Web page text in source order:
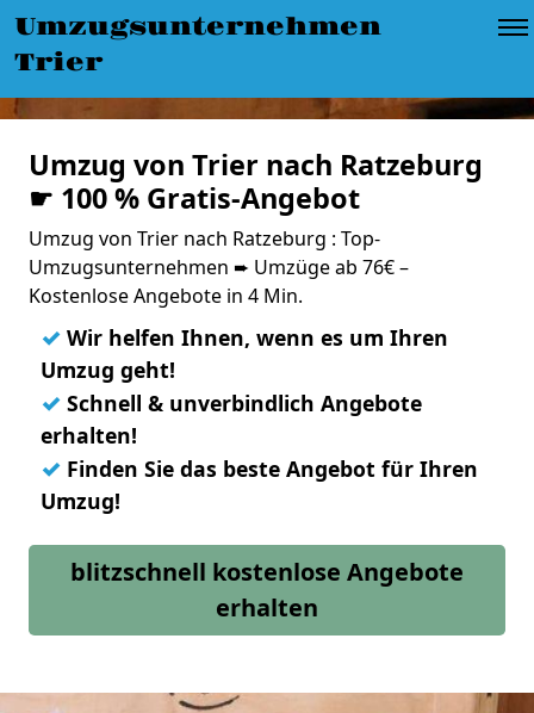
Umzugsunternehmen
Trier
Umzug von Trier nach Ratzeburg
☛ 100 % Gratis-Angebot
Umzug von Trier nach Ratzeburg : Top-
Umzugsunternehmen ➨ Umzüge ab 76€ –
Kostenlose Angebote in 4 Min.
✓ Wir helfen Ihnen, wenn es um Ihren
Umzug geht!
✓ Schnell & unverbindlich Angebote
erhalten!
✓ Finden Sie das beste Angebot für Ihren
Umzug!
blitzschnell kostenlose Angebote
erhalten